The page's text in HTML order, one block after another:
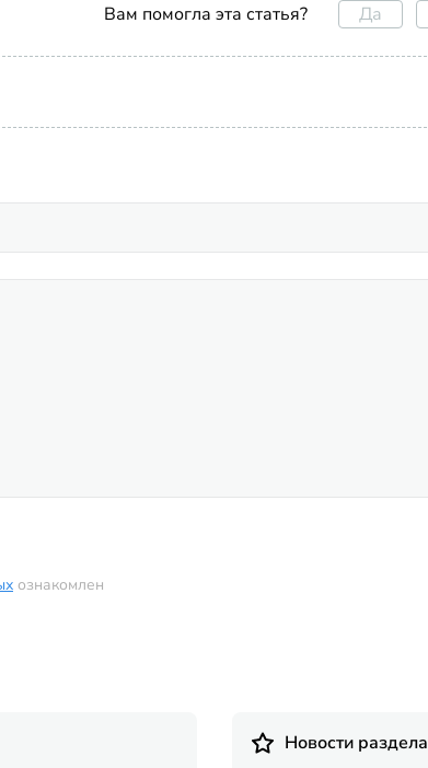
Вам помогла эта статья? Да
ознакомлен
Новости раздела